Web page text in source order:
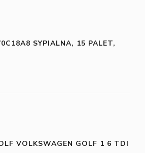
SYPIALNA, 15 PALET,
VOLKSWAGEN GOLF 1 6 TDI